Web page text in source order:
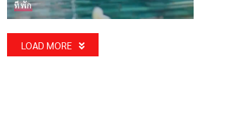
ที่พัก
LOAD MORE